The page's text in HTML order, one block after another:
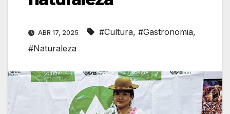
ABR 17, 2025 #Cultura, #Gastronomia,
#Naturaleza